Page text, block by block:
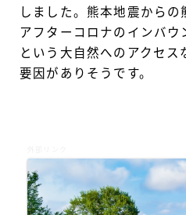
しました。熊本地震からの
アフターコロナのインバウ
という大自然へのアクセス
要因がありそうです。